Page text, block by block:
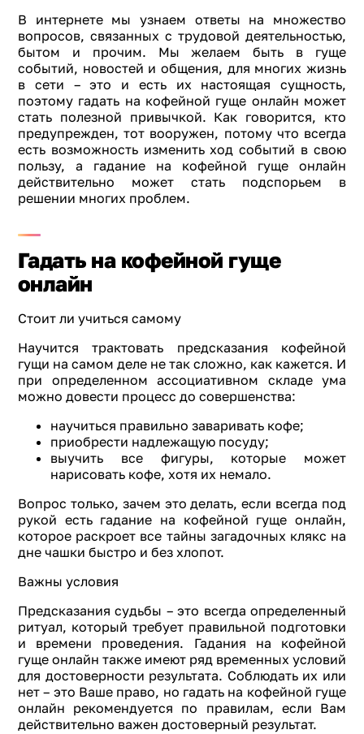
В интернете мы узнаем ответы на множество
вопросов, связанных с трудовой деятельностью,
бытом и прочим. Мы желаем быть в гуще
событий, новостей и общения, для многих жизнь
в сети – это и есть их настоящая сущность,
поэтому гадать на кофейной гуще онлайн может
стать полезной привычкой. Как говорится, кто
предупрежден, тот вооружен, потому что всегда
есть возможность изменить ход событий в свою
пользу, а гадание на кофейной гуще онлайн
действительно может стать подспорьем в
решении многих проблем.
Гадать на кофейной гуще
онлайн
Стоит ли учиться самому
Научится трактовать предсказания кофейной
гущи на самом деле не так сложно, как кажется. И
при определенном ассоциативном складе ума
можно довести процесс до совершенства:
научиться правильно заваривать кофе;
приобрести надлежащую посуду;
выучить все фигуры, которые может
нарисовать кофе, хотя их немало.
Вопрос только, зачем это делать, если всегда под
рукой есть гадание на кофейной гуще онлайн,
которое раскроет все тайны загадочных клякс на
дне чашки быстро и без хлопот.
Важны условия
Предсказания судьбы – это всегда определенный
ритуал, который требует правильной подготовки
и времени проведения. Гадания на кофейной
гуще онлайн также имеют ряд временных условий
для достоверности результата. Соблюдать их или
нет – это Ваше право, но гадать на кофейной гуще
онлайн рекомендуется по правилам, если Вам
действительно важен достоверный результат.